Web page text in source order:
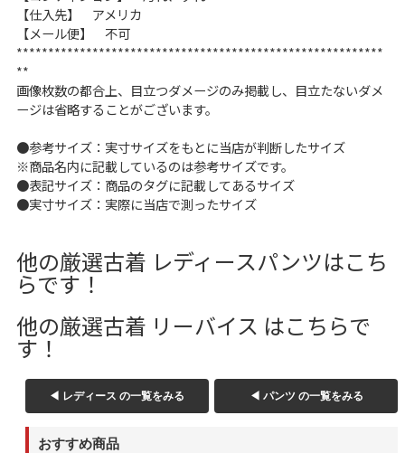
【仕入先】 アメリカ
【メール便】 不可
**********************************************************
**
画像枚数の都合上、目立つダメージのみ掲載し、目立たないダメ
ージは省略することがございます。
●参考サイズ：実寸サイズをもとに当店が判断したサイズ
※商品名内に記載しているのは参考サイズです。
●表記サイズ：商品のタグに記載してあるサイズ
●実寸サイズ：実際に当店で測ったサイズ
他の厳選古着 レディースパンツはこち
らです！
他の厳選古着 リーバイス はこちらで
す！
◀ レディース の一覧をみる ◀ パンツ の一覧をみる
おすすめ商品